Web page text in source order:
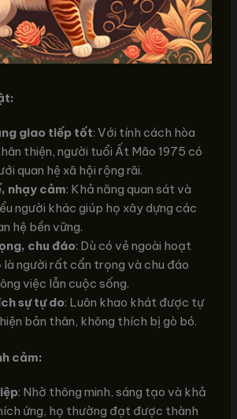
giao tiếp tốt: Với tính cách hòa
thiện, người tuổi Ất Mão 1975 có
quan hệ xã hội rộng rãi.
nhạy cảm: Khả năng quan sát và
người khác giúp họ xây dựng các
hệ bền vững.
chu đáo: Dù có vẻ ngoài hoạt
là người rất cẩn trọng và chu đáo
việc lẫn cuộc sống.
sự tự do: Luôn khao khát được tự
bản thân, không thích bị gò bó.
cảm:
: Nhờ thông minh, sáng tạo và khả
ứng, họ thường đạt được thành